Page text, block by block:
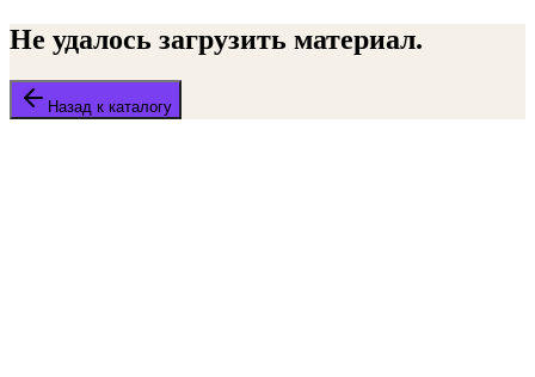
Не удалось загрузить материал.
Назад к каталогу